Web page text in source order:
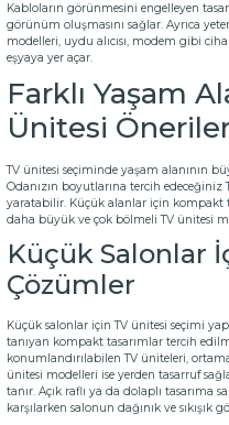
Kabloların görünmesini engelleyen
görünüm oluşmasını sağlar. Ayrıca
modelleri, uydu alıcısı, modem gibi
eşyaya yer açar.
Farklı Yaşam
Ünitesi
TV ünitesi seçiminde yaşam alanının
Odanızın boyutlarına tercih edeceğiniz
yaratabilir. Küçük alanlar için kompakt
daha büyük ve çok bölmeli TV ünitesi
Küçük Salonlar
Çözümler
Küçük salonlar için TV ünitesi seçimi
tanıyan kompakt tasarımlar tercih
konumlandırılabilen TV üniteleri,
ünitesi modelleri ise yerden tasarruf
tanır. Açık raflı ya da dolaplı tasarıma
karşılarken salonun dağınık ve sıkışık